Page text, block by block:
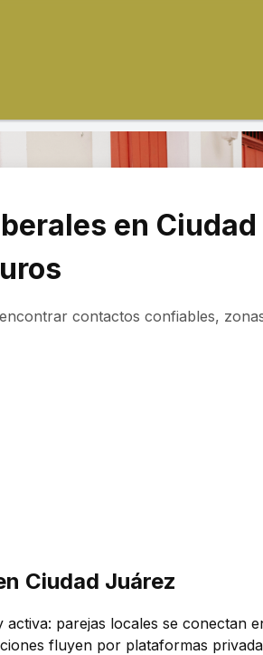
en
contactos confiables,
Ciudad Juárez
parejas locales se conectan
fluyen por plataformas